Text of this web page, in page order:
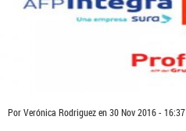
PorVerónica Rodriguezen30 Nov 2016 - 16:37